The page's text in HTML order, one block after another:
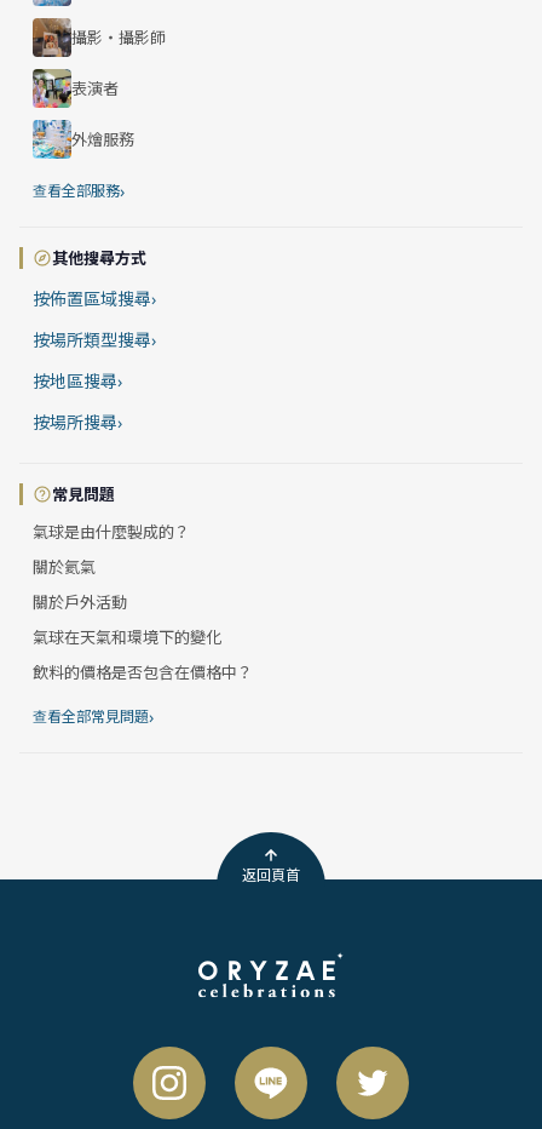
攝影・攝影師
表演者
外燴服務
查看全部服務›
其他搜尋方式
按佈置區域搜尋›
按場所類型搜尋›
按地區搜尋›
按場所搜尋›
常見問題
氣球是由什麼製成的？
關於氦氣
關於戶外活動
氣球在天氣和環境下的變化
飲料的價格是否包含在價格中？
查看全部常見問題›
返回頁首